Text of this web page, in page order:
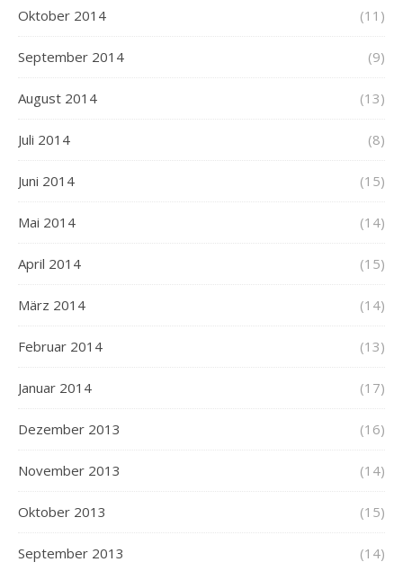
Oktober 2014 (11)
September 2014 (9)
August 2014 (13)
Juli 2014 (8)
Juni 2014 (15)
Mai 2014 (14)
April 2014 (15)
März 2014 (14)
Februar 2014 (13)
Januar 2014 (17)
Dezember 2013 (16)
November 2013 (14)
Oktober 2013 (15)
September 2013 (14)